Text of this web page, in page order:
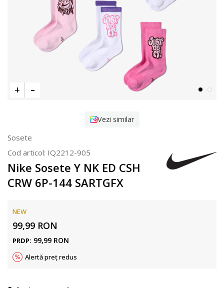
Vezi similar
Sosete
Cod articol: IQ2212-905
Nike Sosete Y NK ED CSH
CRW 6P-144 SARTGFX
NEW
99,99 RON
PRDP: 99,99 RON
Alertă preț redus